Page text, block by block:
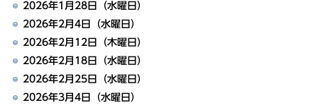
2026年1月28日（水曜日）
2026年2月4日（水曜日）
2026年2月12日（木曜日）
2026年2月18日（水曜日）
2026年2月25日（水曜日）
2026年3月4日（水曜日）